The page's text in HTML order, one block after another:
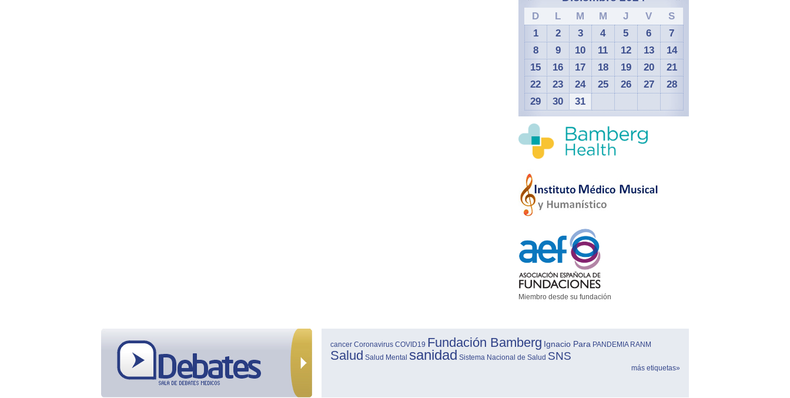
D
L M M J V
S
1
2 3 4 5 6
7
8
9 10 11 12 13
14
15
16 17 18 19 20
21
22
23 24 25 26 27
28
29
30 31
Miembro desde su fundación
cancer Coronavirus COVID19 Fundación Bamberg Ignacio Para PANDEMIA RANM
Salud Salud Mental sanidad Sistema Nacional de Salud SNS
más etiquetas»